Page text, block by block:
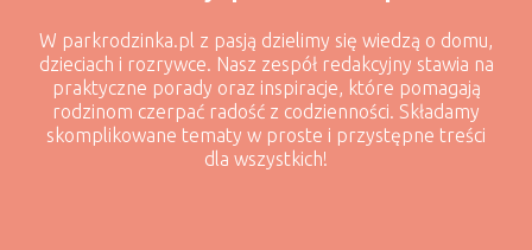
W parkrodzinka.pl z pasją dzielimy się wiedzą o domu,
dzieciach i rozrywce. Nasz zespół redakcyjny stawia na
praktyczne porady oraz inspiracje, które pomagają
rodzinom czerpać radość z codzienności. Składamy
skomplikowane tematy w proste i przystępne treści
dla wszystkich!